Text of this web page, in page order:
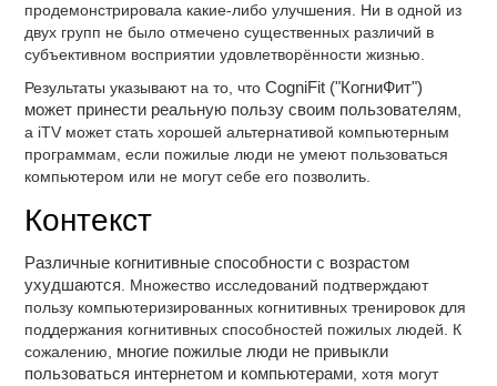
продемонстрировала какие-либо улучшения. Ни в одной из
двух групп не было отмечено существенных различий в
субъективном восприятии удовлетворённости жизнью.
Результаты указывают на то, чтоCogniFit ("КогниФит")
может принести реальную пользу своим пользователям
а iTV может стать хорошей альтернативой компьютерным
программам, если пожилые люди не умеют пользоваться
компьютером или не могут себе его позволить.
Контекст
Различные когнитивные способности с возрастом
ухудшаются . Множество исследований подтверждают
пользу компьютеризированных когнитивных тренировок для
поддержания когнитивных способностей пожилых людей. К
сожалению, многие пожилые люди не привыкли
пользоваться интернетом и компьютерами , хотя могут